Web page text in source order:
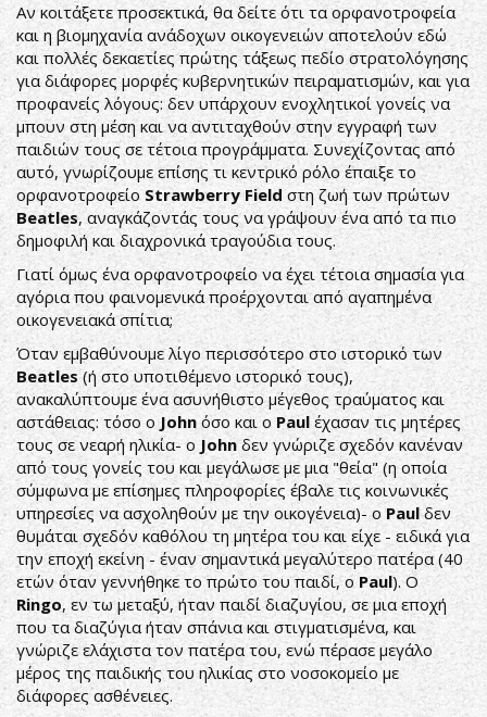
Αν κοιτάξετε προσεκτικά, θα δείτε ότι τα ορφανοτροφεία
και η βιομηχανία ανάδοχων οικογενειών αποτελούν εδώ
και πολλές δεκαετίες πρώτης τάξεως πεδίο στρατολόγησης
για διάφορες μορφές κυβερνητικών πειραματισμών, και για
προφανείς λόγους: δεν υπάρχουν ενοχλητικοί γονείς να
μπουν στη μέση και να αντιταχθούν στην εγγραφή των
παιδιών τους σε τέτοια προγράμματα. Συνεχίζοντας από
αυτό, γνωρίζουμε επίσης τι κεντρικό ρόλο έπαιξε το
ορφανοτροφείο Strawberry Field στη ζωή των πρώτων
Beatles, αναγκάζοντάς τους να γράψουν ένα από τα πιο
δημοφιλή και διαχρονικά τραγούδια τους.
Γιατί όμως ένα ορφανοτροφείο να έχει τέτοια σημασία για
αγόρια που φαινομενικά προέρχονται από αγαπημένα
οικογενειακά σπίτια;
Όταν εμβαθύνουμε λίγο περισσότερο στο ιστορικό των
Beatles(ή στο υποτιθέμενο ιστορικό τους),
ανακαλύπτουμε ένα ασυνήθιστο μέγεθος τραύματος και
αστάθειας: τόσο ο John όσο και ο Paulέχασαν τις μητέρες
τους σε νεαρή ηλικία- ο Johnδεν γνώριζε σχεδόν κανέναν
από τους γονείς του και μεγάλωσε με μια "θεία" (η οποία
σύμφωνα με επίσημες πληροφορίες έβαλε τις κοινωνικές
υπηρεσίες να ασχοληθούν με την οικογένεια)- οPaulδεν
θυμάται σχεδόν καθόλου τη μητέρα του και είχε - ειδικά για
την εποχή εκείνη - έναν σημαντικά μεγαλύτερο πατέρα (40
ετών όταν γεννήθηκε το πρώτο του παιδί, οPaul). Ο
Ringo, εν τω μεταξύ, ήταν παιδί διαζυγίου, σε μια εποχή
που τα διαζύγια ήταν σπάνια και στιγματισμένα, και
γνώριζε ελάχιστα τον πατέρα του, ενώ πέρασε μεγάλο
μέρος της παιδικής του ηλικίας στο νοσοκομείο με
διάφορες ασθένειες.